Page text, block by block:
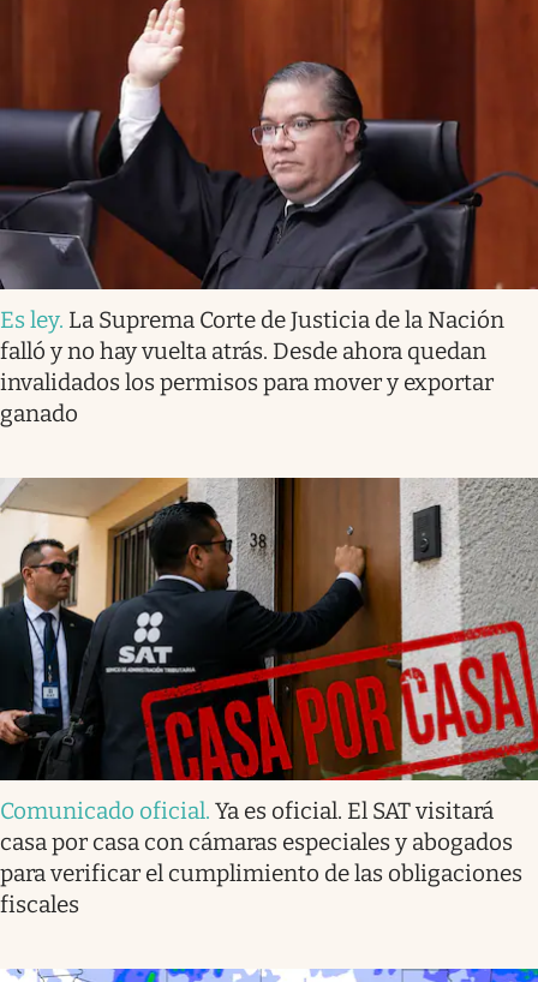
Es ley. La Suprema Corte de Justicia de la Nación
falló y no hay vuelta atrás. Desde ahora quedan
invalidados los permisos para mover y exportar
ganado
Comunicado oficial. Ya es oficial. El SAT visitará
casa por casa con cámaras especiales y abogados
para verificar el cumplimiento de las obligaciones
fiscales